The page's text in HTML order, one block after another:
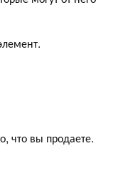
что вы продаете.